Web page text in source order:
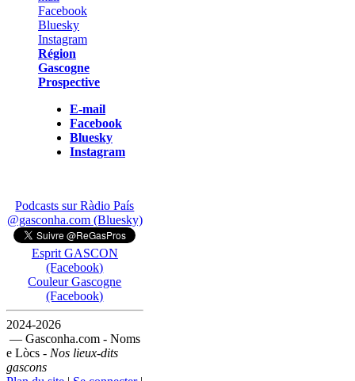
Région
Gascogne
Prospective
E-mail
Facebook
Bluesky
Instagram
Podcasts sur Ràdio País
@gasconha.com (Bluesky)
Esprit GASCON
(Facebook)
Couleur Gascogne
(Facebook)
2024-2026
— Gasconha.com - Noms
e Lòcs - Nos lieux-dits
gascons